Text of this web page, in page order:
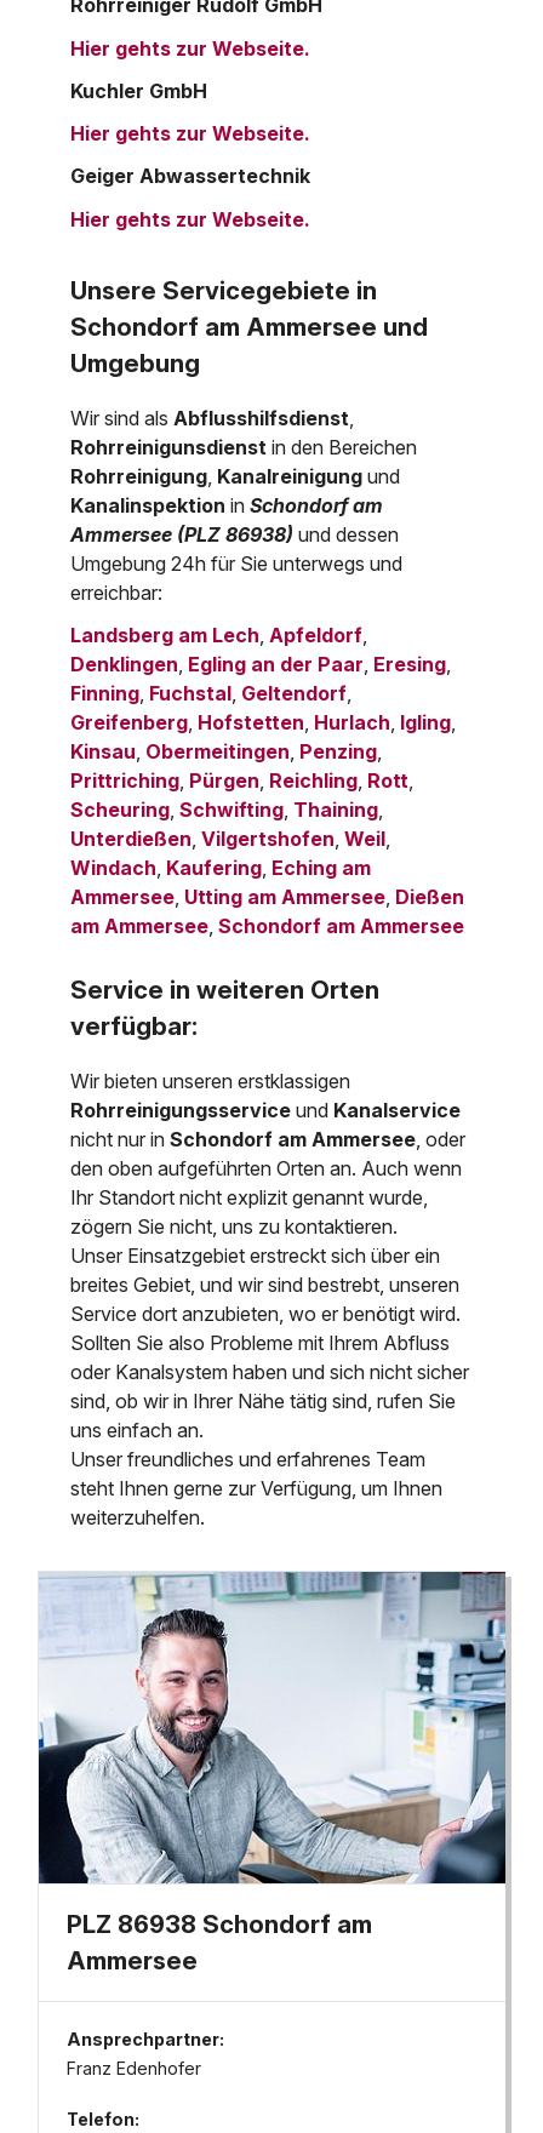
Rohrreiniger Rudolf GmbH
Hier gehts zur Webseite.
Kuchler GmbH
Hier gehts zur Webseite.
Geiger Abwassertechnik
Hier gehts zur Webseite.
Unsere Servicegebiete in
Schondorf am Ammersee und
Umgebung
Wir sind als Abflusshilfsdienst
Rohrreinigunsdienstin den Bereichen
Rohrreinigung Kanalreinigungund
KanalinspektioninSchondorf am
Ammersee (PLZ 86938) und dessen
Umgebung 24h für Sie unterwegs und
erreichbar:
Landsberg am Lech,Apfeldorf,
Denklingen, Egling an der Paar, Eresing,
Finning, Fuchstal, Geltendorf,
Greifenberg, Hofstetten, Hurlach, Igling,
Kinsau, Obermeitingen, Penzing,
Prittriching, Pürgen, Reichling, Rott,
Scheuring,Schwifting, Thaining,
Unterdießen,Vilgertshofen,Weil,
Windach, Kaufering, Eching am
Ammersee, Utting am Ammersee, Dießen
am Ammersee,Schondorf am Ammersee
Service in weiteren Orten
verfügbar:
Wir bieten unseren erstklassigen
Rohrreinigungsserviceund Kanalservice
nicht nur inSchondorf am Ammersee , oder
den oben aufgeführten Orten an. Auch wenn
Ihr Standort nicht explizit genannt wurde,
zögern Sie nicht, uns zu kontaktieren.
Unser Einsatzgebiet erstreckt sich über ein
breites Gebiet, und wir sind bestrebt, unseren
Service dort anzubieten, wo er benötigt wird.
Sollten Sie also Probleme mit Ihrem Abfluss
oder Kanalsystem haben und sich nicht sicher
sind, ob wir in Ihrer Nähe tätig sind, rufen Sie
uns einfach an.
Unser freundliches und erfahrenes Team
steht Ihnen gerne zur Verfügung, um Ihnen
weiterzuhelfen.
PLZ 86938 Schondorf am
Ammersee
Ansprechpartner:
Franz Edenhofer
Telefon: